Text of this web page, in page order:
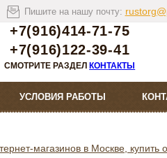
Пишите на нашу почту:
+7(916)414-71-75
+7(916)122-39-41
СМОТРИТЕ РАЗДЕЛКОНТАКТЫ
УСЛОВИЯ РАБОТЫ
магазинов в Москве,